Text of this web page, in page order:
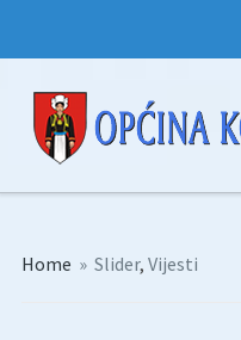
Home » Slider, Vijesti